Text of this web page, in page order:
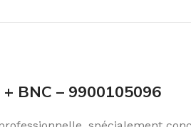
+ BNC – 9900105096